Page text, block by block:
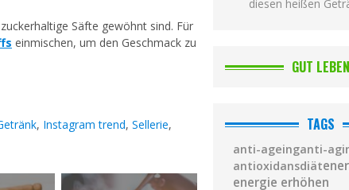
Säfte gewöhnt sind. Für
einmischen, um den Geschmack zu
, Instagram trend, Sellerie,
diesen heißen
GUT LEBEN
TAGS
anti-ageinganti-
antioxidansdiät
energie erhöhen